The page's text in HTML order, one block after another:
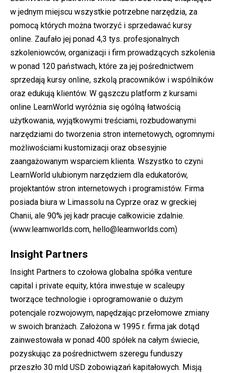
w jednym miejscu wszystkie potrzebne narzędzia, za
pomocą których można tworzyć i sprzedawać kursy
online. Zaufało jej ponad 4,3 tys. profesjonalnych
szkoleniowców, organizacji i firm prowadzących szkolenia
w ponad 120 państwach, które za jej pośrednictwem
sprzedają kursy online, szkolą pracowników i wspólników
oraz edukują klientów. W gąszczu platform z kursami
online LearnWorld wyróżnia się ogólną łatwością
użytkowania, wyjątkowymi treściami, rozbudowanymi
narzędziami do tworzenia stron internetowych, ogromnymi
możliwościami kustomizacji oraz obsesyjnie
zaangażowanym wsparciem klienta. Wszystko to czyni
LearnWorld ulubionym narzędziem dla edukatorów,
projektantów stron internetowych i programistów. Firma
posiada biura w Limassolu na Cyprze oraz w greckiej
Chanii, ale 90% jej kadr pracuje całkowicie zdalnie.
(www.learnworlds.com, hello@learnworlds.com)
Insight Partners
Insight Partners to czołowa globalna spółka venture
capital i private equity, która inwestuje w scaleupy
tworzące technologie i oprogramowanie o dużym
potencjale rozwojowym, napędzając przełomowe zmiany
w swoich branżach. Założona w 1995 r. firma jak dotąd
zainwestowała w ponad 400 spółek na całym świecie,
pozyskując za pośrednictwem szeregu funduszy
przeszło 30 mld USD zobowiązań kapitałowych. Misją